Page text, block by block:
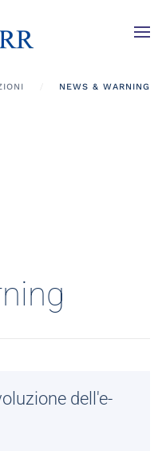
NEWS & WARNING
dell'e-